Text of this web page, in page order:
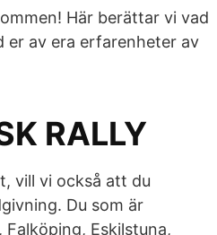
Här berättar vi vad
er av era erfarenheter av
RALLY
vill vi också att du
Du som är
Eskilstuna,